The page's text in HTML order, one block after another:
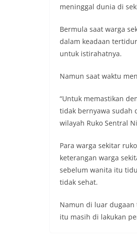
meninggal dunia di
Bermula saat warga
dalam keadaan
untuk istirahatnya.
Namun saat waktu
“Untuk memastikan
tidak bernyawa sudah
wilayah Ruko Sentral
Para warga sekitar
keterangan warga
sebelum wanita itu
tidak sehat.
Namun di luar
itu masih di lakukan